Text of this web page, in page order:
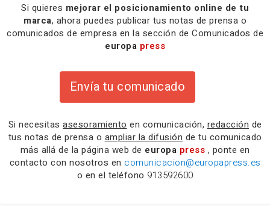
Si quieres mejorar el posicionamiento online de tu
marca, ahora puedes publicar tus notas de prensa o
comunicados de empresa en la sección de Comunicados de
europa press
Envía tu comunicado
Si necesitas asesoramiento en comunicación, redacción de
tus notas de prensa o ampliar la difusión de tu comunicado
más allá de la página web de europa press , ponte en
contacto con nosotros en comunicacion@europapress.es
o en el teléfono 913592600